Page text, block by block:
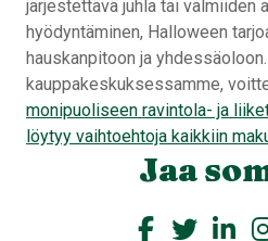
järjestettävä juhla tai valmiiden
hyödyntäminen, Halloween
hauskanpitoon ja
kauppakeskuksessamme,
monipuoliseen ravintola- ja
löytyy vaihtoehtoja kaikkiin
Jaa